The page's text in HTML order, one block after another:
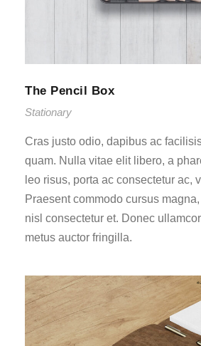
The Pencil Box
Stationary
Cras justo odio, dapibus ac
quam. Nulla vitae elit libero, a
leo risus, porta ac consectetur ac,
Praesent commodo cursus
nisl consectetur et. Donec
metus auctor fringilla.